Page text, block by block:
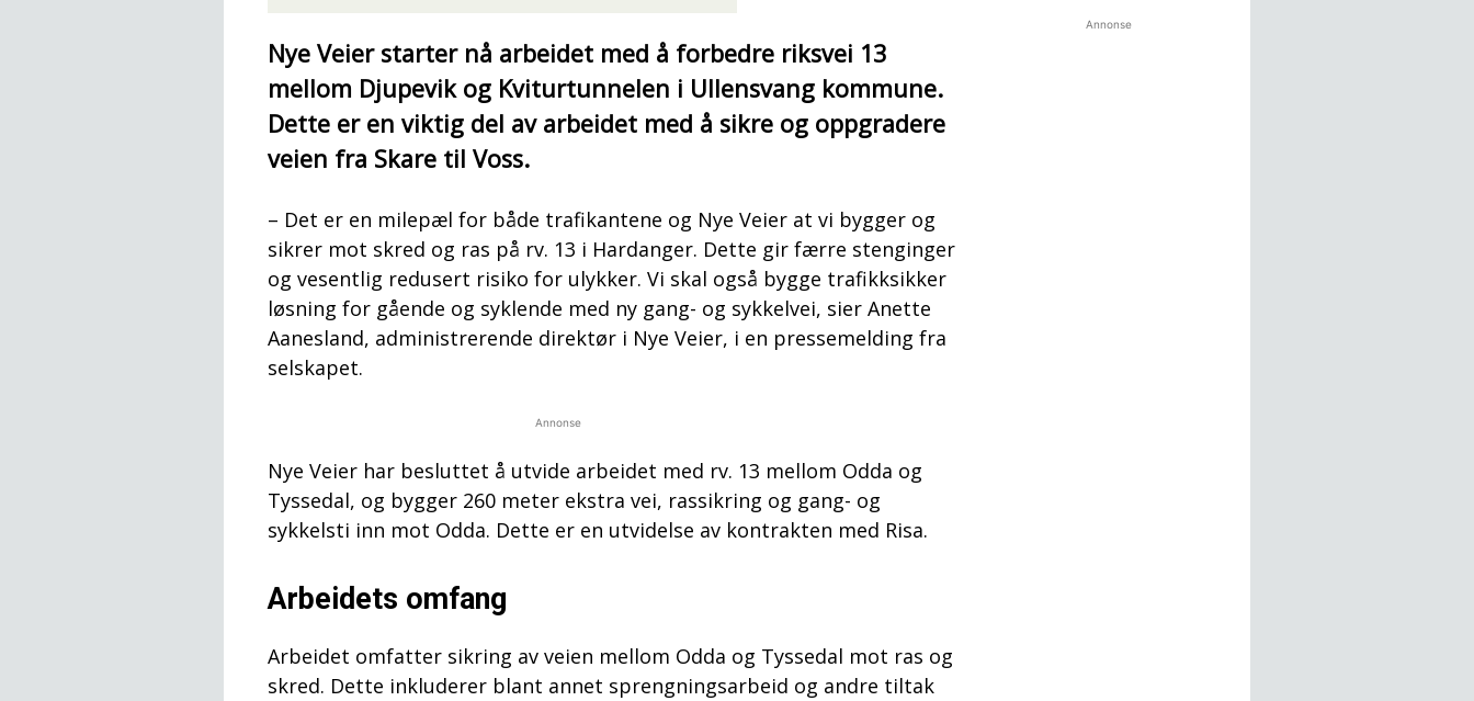
Nye Veier starter nå arbeidet med å forbedre riksvei 13
mellom Djupevik og Kviturtunnelen i Ullensvang kommune.
Dette er en viktig del av arbeidet med å sikre og oppgradere
veien fra Skare til Voss.
– Det er en milepæl for både trafikantene og Nye Veier at vi bygger og
sikrer mot skred og ras på rv. 13 i Hardanger. Dette gir færre stenginger
og vesentlig redusert risiko for ulykker. Vi skal også bygge trafikksikker
løsning for gående og syklende med ny gang- og sykkelvei, sier Anette
Aanesland, administrerende direktør i Nye Veier, i en pressemelding fra
selskapet.
Annonse
Nye Veier har besluttet å utvide arbeidet med rv. 13 mellom Odda og
Tyssedal, og bygger 260 meter ekstra vei, rassikring og gang- og
sykkelsti inn mot Odda. Dette er en utvidelse av kontrakten med Risa.
Arbeidets omfang
Arbeidet omfatter sikring av veien mellom Odda og Tyssedal mot ras og
skred. Dette inkluderer blant annet sprengningsarbeid og andre tiltak
Annonse